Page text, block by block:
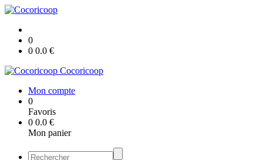
0
0 0.0 €
Cocoricoop
Mon compte
0
Favoris
0 0.0 €
Mon panier